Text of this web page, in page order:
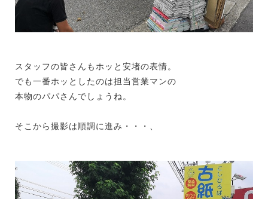
スタッフの皆さんもホッと安堵の表情。
でも一番ホッとしたのは担当営業マンの
本物のパパさんでしょうね。
そこから撮影は順調に進み・・・、